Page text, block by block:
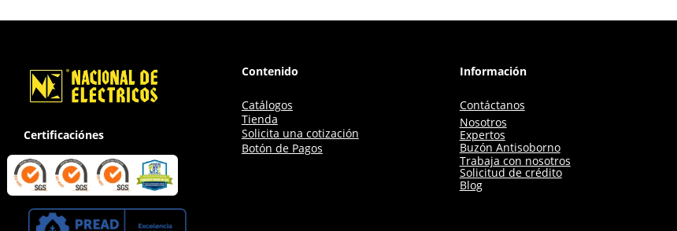
Certificaciónes
Contenido
Catálogos
Tienda
Solicita una cotización
Botón de Pagos
Información
Contáctanos
Nosotros
Expertos
Buzón Antisoborno
Trabaja con nosotros
Solicitud de crédito
Blog